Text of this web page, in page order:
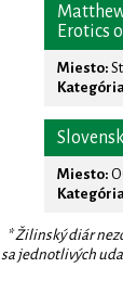
Erotics
Miesto:
Miesto:
* Žilinský diár
sa jednotlivých